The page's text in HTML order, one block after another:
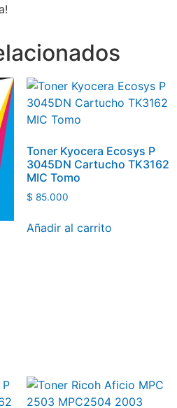
Toner Kyocera Ecosys P
3045DN Cartucho TK3162
MIC Tomo
$ 85.000
Añadir al carrito